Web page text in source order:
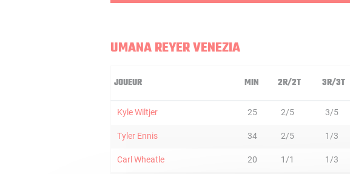
UMANA REYER VENEZIA
JOUEUR MIN 2R/2T 3R/3T
Kyle Wiltjer 25 2/5 3/5
Tyler Ennis 34 2/5 1/3
Carl Wheatle 20 1/1 1/3